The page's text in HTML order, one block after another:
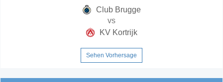
Club Brugge
vs
KV Kortrijk
Sehen Vorhersage